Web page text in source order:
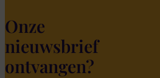
Onze
nieuwsbrief
ontvangen?